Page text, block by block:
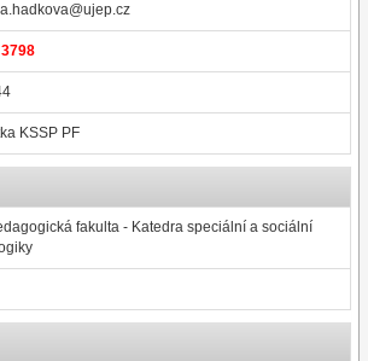
KSSP PF
fakulta - Katedra speciální a sociální